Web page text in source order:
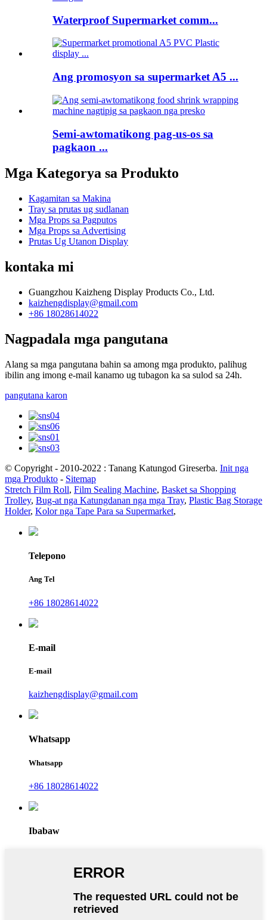
Waterproof Supermarket comm...
Ang promosyon sa supermarket A5 ...
Semi-awtomatikong pag-us-os sa
pagkaon ...
Mga Kategorya sa Produkto
Kagamitan sa Makina
Tray sa prutas ug sudlanan
Mga Props sa Pagputos
Mga Props sa Advertising
Prutas Ug Utanon Display
kontaka mi
Guangzhou Kaizheng Display Products Co., Ltd.
kaizhengdisplay@gmail.com
+86 18028614022
Nagpadala mga pangutana
Alang sa mga pangutana bahin sa among mga produkto, palihug
ibilin ang imong e-mail kanamo ug tubagon ka sa sulod sa 24h.
pangutana karon
© Copyright - 2010-2022 : Tanang Katungod Gireserba. Init nga
mga Produkto - Sitemap
Stretch Film Roll, Film Sealing Machine, Basket sa Shopping
Trolley, Bug-at nga Katungdanan nga mga Tray, Plastic Bag Storage
Holder, Kolor nga Tape Para sa Supermarket,
Telepono
Ang Tel
+86 18028614022
E-mail
E-mail
kaizhengdisplay@gmail.com
Whatsapp
Whatsapp
+86 18028614022
Ibabaw